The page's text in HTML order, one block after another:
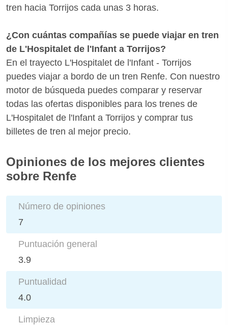
tren hacia Torrijos cada unas 3 horas.
¿Con cuántas compañías se puede viajar en tren
de L'Hospitalet de l'Infant a Torrijos?
En el trayecto L'Hospitalet de l'Infant - Torrijos
puedes viajar a bordo de un tren Renfe. Con nuestro
motor de búsqueda puedes comparar y reservar
todas las ofertas disponibles para los trenes de
L'Hospitalet de l'Infant a Torrijos y comprar tus
billetes de tren al mejor precio.
Opiniones de los mejores clientes
sobre Renfe
Número de opiniones
7
Puntuación general
3.9
Puntualidad
4.0
Limpieza